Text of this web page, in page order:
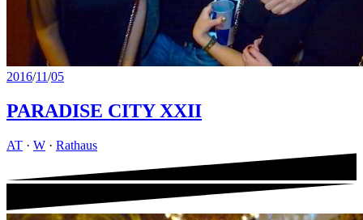
2016/11/05
PARADISE CITY XXII
AT · W · Rathaus